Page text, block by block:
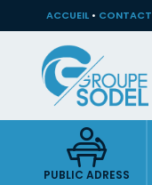
ACCUEIL • CONTACT
PUBLIC ADRESS